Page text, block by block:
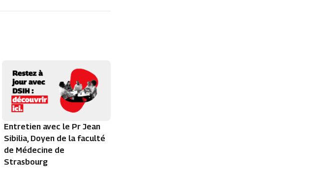
Entretien avec le Pr Jean
Sibilia, Doyen de la faculté
de Médecine de
Strasbourg